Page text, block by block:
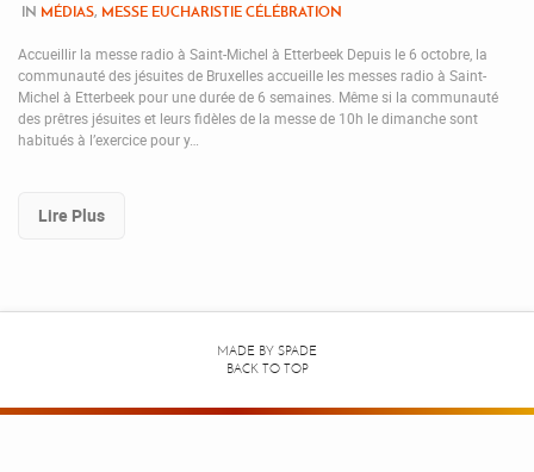
IN MÉDIAS, MESSE EUCHARISTIE CÉLÉBRATION
Accueillir la messe radio à Saint-Michel à Etterbeek Depuis le 6 octobre, la
communauté des jésuites de Bruxelles accueille les messes radio à Saint-
Michel à Etterbeek pour une durée de 6 semaines. Même si la communauté
des prêtres jésuites et leurs fidèles de la messe de 10h le dimanche sont
habitués à l’exercice pour y…
Lire Plus
MADE BY SPADE
BACK TO TOP